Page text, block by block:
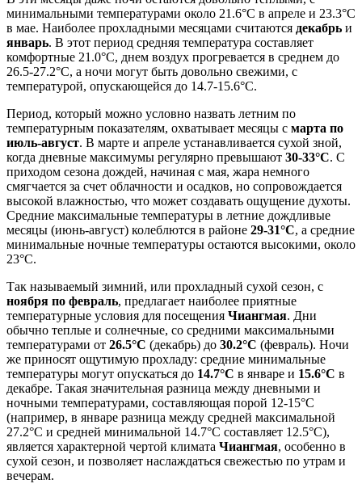
минимальными температурами около 21.6°C в апреле и 23.3°C
в мае. Наиболее прохладными месяцами считаются декабрь и
январь. В этот период средняя температура составляет
комфортные 21.0°C, днем воздух прогревается в среднем до
26.5-27.2°C, а ночи могут быть довольно свежими, с
температурой, опускающейся до 14.7-15.6°C.
Период, который можно условно назвать летним по
температурным показателям, охватывает месяцы с марта по
июль-август. В марте и апреле устанавливается сухой зной,
когда дневные максимумы регулярно превышают 30-33°C. С
приходом сезона дождей, начиная с мая, жара немного
смягчается за счет облачности и осадков, но сопровождается
высокой влажностью, что может создавать ощущение духоты.
Средние максимальные температуры в летние дождливые
месяцы (июнь-август) колеблются в районе 29-31°C, а средние
минимальные ночные температуры остаются высокими, около
23°C.
Так называемый зимний, или прохладный сухой сезон, с
ноября по февраль, предлагает наиболее приятные
температурные условия для посещения Чиангмая. Дни
обычно теплые и солнечные, со средними максимальными
температурами от 26.5°C (декабрь) до 30.2°C (февраль). Ночи
же приносят ощутимую прохладу: средние минимальные
температуры могут опускаться до 14.7°C в январе и 15.6°C в
декабре. Такая значительная разница между дневными и
ночными температурами, составляющая порой 12-15°C
(например, в январе разница между средней максимальной
27.2°C и средней минимальной 14.7°C составляет 12.5°C),
является характерной чертой климата Чиангмая, особенно в
сухой сезон, и позволяет наслаждаться свежестью по утрам и
вечерам.